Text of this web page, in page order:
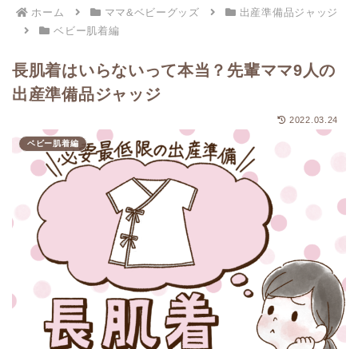
ホーム ママ&ベビーグッズ
出産準備品ジャッジ
ベビー肌着編
長肌着はいらないって本当？先輩ママ9人の
出産準備品ジャッジ
2022.03.24
ベビー肌着編